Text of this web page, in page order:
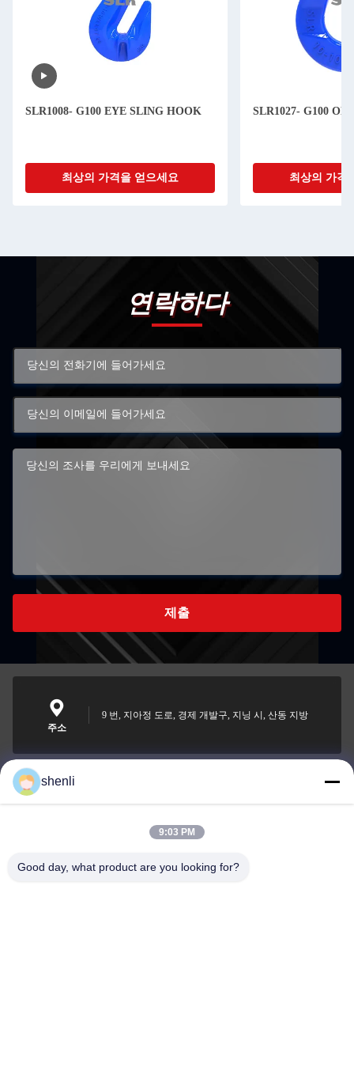
SLR1008- G100 EYE SLING HOOK
최상의 가격을 얻으세요
SLR1027- G100
최상의 가격
연락하다
제출
주소
9 번, 지아정 도로, 경제 개발구, 지닝 시, 산동 지방
shenli@shenlirigging.com
shenli
9:03 PM
Good day, what product are you looking for?